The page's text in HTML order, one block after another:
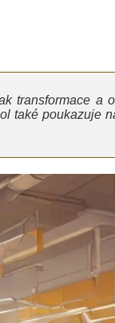
transformace a
také poukazuje